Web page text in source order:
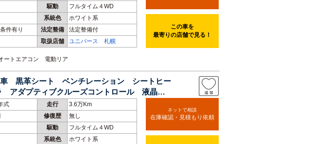
駆動
フルタイム４WD
系統色
ホワイト系
件有り 法定整備
法定整備付
取扱店舗 ユニバース 札幌
ートエアコン 電動リア
この車を
最寄りの店舗で見る！
車 黒革シート ベンチレーション シートヒー
ダプティブクルーズコントロール 液晶メ
式 走行
3.6万Km
修復歴
無し
駆動
フルタイム４WD
系統色
ホワイト系
ネットで相談
在庫確認・見積もり依頼